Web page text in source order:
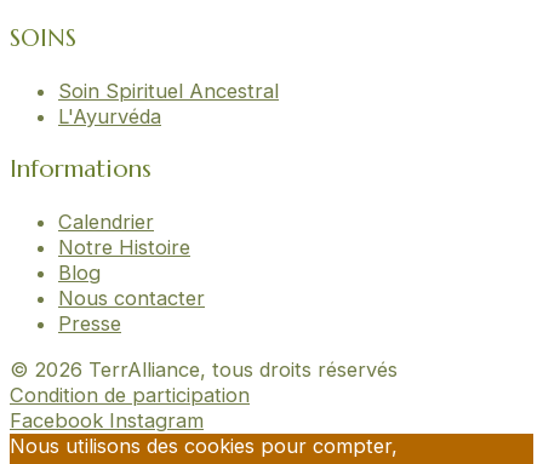
SOINS
Soin Spirituel Ancestral
L'Ayurvéda
Informations
Calendrier
Notre Histoire
Blog
Nous contacter
Presse
© 2026 TerrAlliance, tous droits réservés
Condition de participation
Facebook Instagram
Nous utilisons des cookies pour compter,